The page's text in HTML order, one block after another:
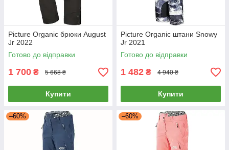
Picture Organic брюки August
Jr 2022
Готово до відправки
1 700 ₴ 5 668 ₴
Купити
Picture Organic штани Snowy
Jr 2021
Готово до відправки
1 482 ₴ 4 940 ₴
Купити
–60% –60%